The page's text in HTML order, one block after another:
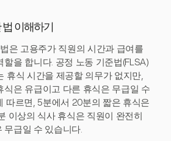
이해하기
은 고용주가 직원의 시간과 급여를
을 합니다. 공정 노동 기준법(FLSA)
휴식 시간을 제공할 의무가 없지만,
식은 유급이고 다른 휴식은 무급일 수
따르면, 5분에서 20분의 짧은 휴식은
이상의 식사 휴식은 직원이 완전히
급일 수 있습니다.